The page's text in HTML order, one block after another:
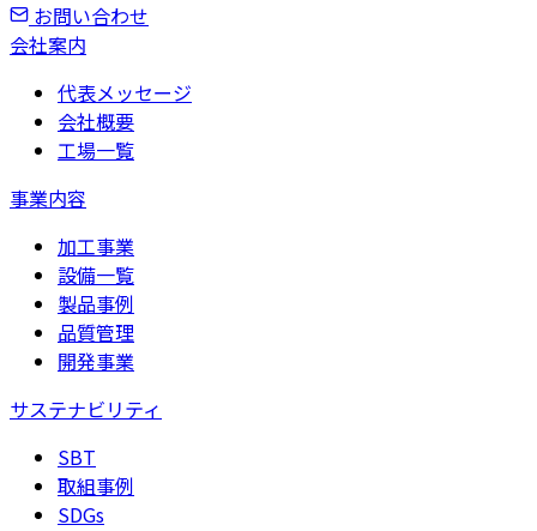
お問い合わせ
会社案内
代表メッセージ
会社概要
工場一覧
事業内容
加工事業
設備一覧
製品事例
品質管理
開発事業
サステナビリティ
SBT
取組事例
SDGs